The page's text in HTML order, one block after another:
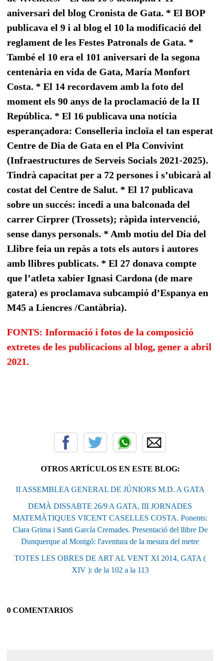
aniversari del blog Cronista de Gata. * El BOP
publicava el 9 i al blog el 10 la modificació del
reglament de les Festes Patronals de Gata. *
També el 10 era el 101 aniversari de la segona
centenària en vida de Gata, María Monfort
Costa. * El 14 recordavem amb la foto del
moment els 90 anys de la proclamació de la II
República. * El 16 publicava una notícia
esperançadora: Conselleria incloïa el tan esperat
Centre de Dia de Gata en el Pla Convivint
(Infraestructures de Serveis Socials 2021-2025).
Tindrà capacitat per a 72 persones i s’ubicarà al
costat del Centre de Salut. * El 17 publicava
sobre un succés: incedi a una balconada del
carrer Cirprer (Trossets); ràpida intervenció,
sense danys personals. * Amb motiu del Dia del
Llibre feia un repàs a tots els autors i autores
amb llibres publicats. * El 27 donava compte
que l’atleta xabier Ignasi Cardona (de mare
gatera) es proclamava subcampió d’Espanya en
M45 a Liencres /Cantàbria).
FONTS: Informació i fotos de la composició
extretes de les publicacions al blog, gener a abril
2021.
OTROS ARTÍCULOS EN ESTE BLOG:
II ASSEMBLEA GENERAL DE JÚNIORS M.D. A GATA
DEMÀ DISSABTE 26/9 A GATA, III JORNADES
MATEMÀTIQUES VICENT CASELLES COSTA. Ponents:
Clara Grima i Santi García Cremades. Presentació del llibre De
Dunquerque al Montgó: l'aventura de la mesura del metre
TOTES LES OBRES DE ART AL VENT XI 2014, GATA (
XIV ): de la 102 a la 113
0 COMENTARIOS